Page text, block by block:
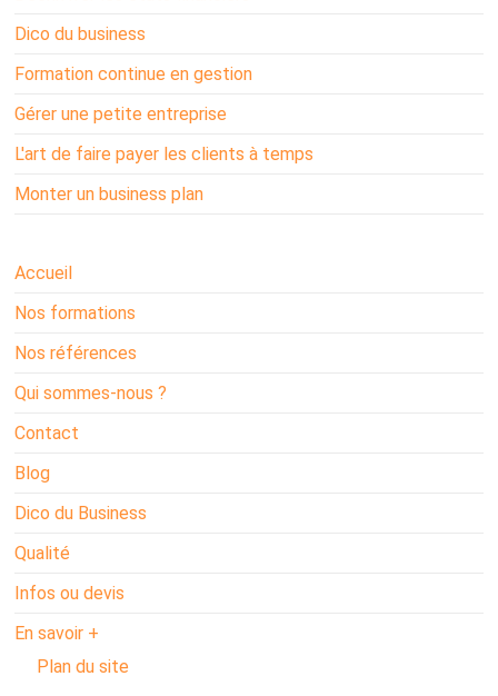
Dico du business
Formation continue en gestion
Gérer une petite entreprise
L'art de faire payer les clients à temps
Monter un business plan
Accueil
Nos formations
Nos références
Qui sommes-nous ?
Contact
Blog
Dico du Business
Qualité
Infos ou devis
En savoir +
Plan du site